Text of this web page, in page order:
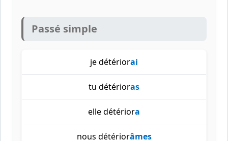
Passé simple
je détériorai
tu détérioras
elle détériora
nous détériorâmes